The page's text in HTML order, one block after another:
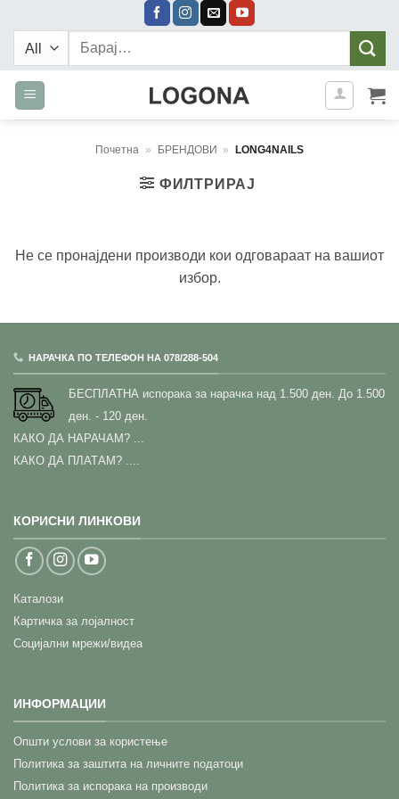
content
Барај:
Почетна » БРЕНДОВИ » LONG4NAILS
ФИЛТРИРАЈ
Не се пронајдени производи кои одговараат на вашиот
избор.
НАРАЧКА ПО ТЕЛЕФОН НА 078/288-504
БЕСПЛАТНА испорака за нарачка над 1.500 ден. До 1.500
ден. - 120 ден.
КАКО ДА НАРАЧАМ?
КАКО ДА ПЛАТАМ? ....
КОРИСНИ ЛИНКОВИ
Каталози
Картичка за лојалност
Социјални мрежи/видеа
ИНФОРМАЦИИ
Општи услови за користење
Политика за заштита на личните податоци
Политика за испорака на производи